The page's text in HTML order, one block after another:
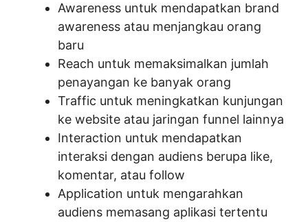
Awareness untuk mendapatkan brand
awareness atau menjangkau orang
baru
Reach untuk memaksimalkan jumlah
penayangan ke banyak orang
Traffic untuk meningkatkan kunjungan
ke website atau jaringan funnel lainnya
Interaction untuk mendapatkan
interaksi dengan audiens berupa like,
komentar, atau follow
Application untuk mengarahkan
audiens memasang aplikasi tertentu